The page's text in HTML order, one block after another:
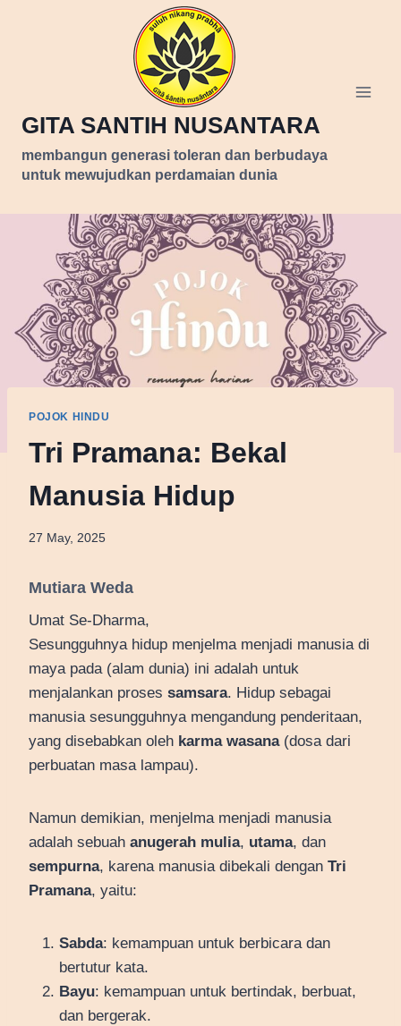
GITA SANTIH NUSANTARA
membangun generasi toleran dan berbudaya
untuk mewujudkan perdamaian dunia
POJOK HINDU
Tri Pramana: Bekal
Manusia Hidup
27 May, 2025
Mutiara Weda
Umat Se-Dharma,
Sesungguhnya hidup menjelma menjadi manusia di
maya pada (alam dunia) ini adalah untuk
menjalankan proses samsara. Hidup sebagai
manusia sesungguhnya mengandung penderitaan,
yang disebabkan oleh karma wasana(dosa dari
perbuatan masa lampau).
Namun demikian, menjelma menjadi manusia
adalah sebuah anugerah mulia, utama, dan
sempurna, karena manusia dibekali dengan Tri
Pramana, yaitu:
Sabda: kemampuan untuk berbicara dan
bertutur kata.
Bayu: kemampuan untuk bertindak, berbuat,
dan bergerak.